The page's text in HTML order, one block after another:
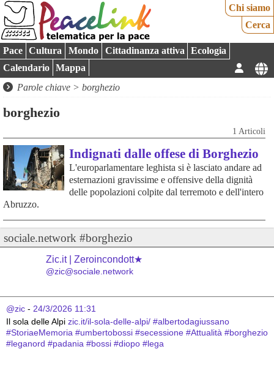
Chi siamo
Cerca
Pace Cultura Mondo Cittadinanza attiva
Ecologia
Calendario
Mappa
Parole chiave > borghezio
borghezio
1 Articoli
Indignati dalle offese di Borghezio
L'europarlamentare leghista si è lasciato andare ad
esternazioni gravissime e offensive della dignità
delle popolazioni colpite dal terremoto e dell'intero
Abruzzo.
sociale.network #borghezio
Zic.it | Zeroincondott★
@zic@sociale.network
@zic - 24/3/2026 11:31
Il sola delle Alpi zic.it/il-sola-delle-alpi/ #albertodagiussano
#StoriaeMemoria #umbertobossi #secessione #Attualità #borghezio
#leganord #padania #bossi #diopo #lega